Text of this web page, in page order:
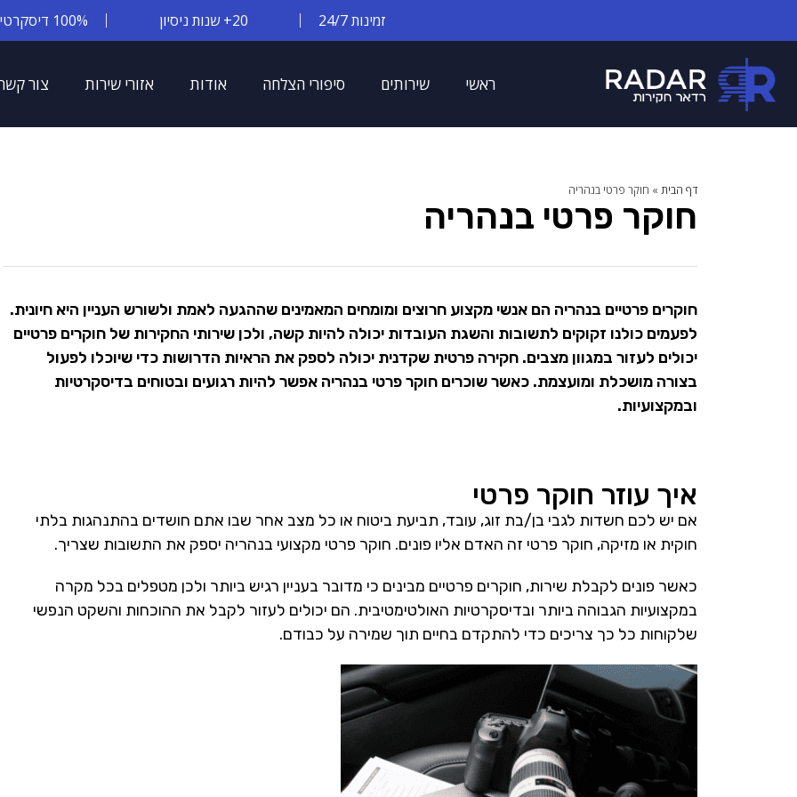
זמינות 24/7 20+ שנות ניסיון 100% דיסקרטיות
ראשי שירותים סיפורי הצלחה אודות אזורי שירות צור
דף הבית » חוקר פרטי בנהריה
חוקר פרטי בנהריה
חוקרים פרטיים בנהריה הם אנשי מקצוע חרוצים ומומחים המאמינים שההגעה לאמת ולשורש העניין היא חיונית.
לפעמים כולנו זקוקים לתשובות והשגת העובדות יכולה להיות קשה, ולכן שירותי החקירות של חוקרים פרטיים
יכולים לעזור במגוון מצבים. חקירה פרטית שקדנית יכולה לספק את הראיות הדרושות כדי שיוכלו לפעול
בצורה מושכלת ומועצמת. כאשר שוכרים חוקר פרטי בנהריה אפשר להיות רגועים ובטוחים בדיסקרטיות
ובמקצועיות.
איך עוזר חוקר פרטי
אם יש לכם חשדות לגבי בן/בת זוג, עובד, תביעת ביטוח או כל מצב אחר שבו אתם חושדים בהתנהגות בלתי
חוקית או מזיקה, חוקר פרטי זה האדם אליו פונים. חוקר פרטי מקצועי בנהריה יספק את התשובות שצריך.
כאשר פונים לקבלת שירות, חוקרים פרטיים מבינים כי מדובר בעניין רגיש ביותר ולכן מטפלים בכל מקרה
במקצועיות הגבוהה ביותר ובדיסקרטיות האולטימטיבית. הם יכולים לעזור לקבל את ההוכחות והשקט הנפשי
שלקוחות כל כך צריכים כדי להתקדם בחיים תוך שמירה על כבודם.